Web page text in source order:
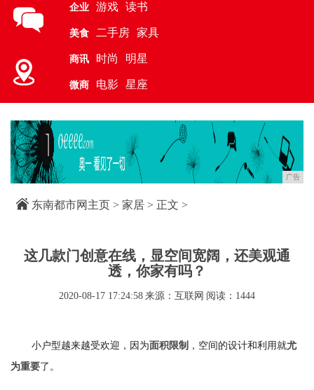
企业 游戏 读书
美食 二手房 家具
商讯 时尚 明星
微商 电影 星座
广告
东南都市网主页 > 家居 > 正文 >
这几款门创意在线，显空间宽阔，还美观通
透，你家有吗？
2020-08-17 17:24:58 来源：互联网 阅读：1444
小户型越来越受欢迎，因为面积限制 ，空间的设计和利用就尤
为重要了。